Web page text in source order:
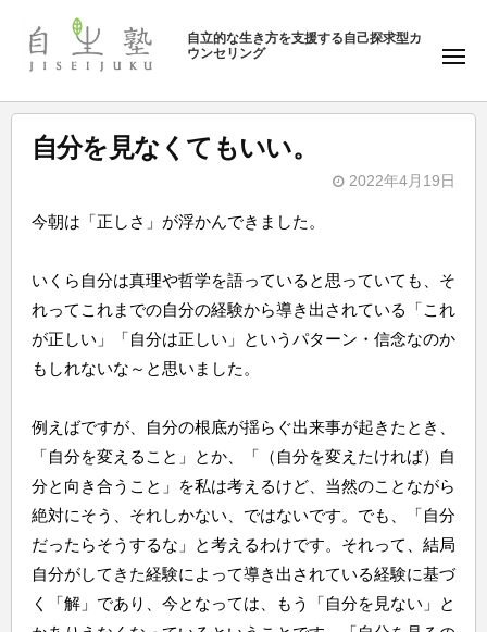
ン
自
塾
自立的な生き方を支援する自己探求型カ
ウンセリング
メ
ュ
ー
自分を見なくてもいい。
2022年4月19日
生
塾
今朝は「正しさ」が浮かんできました。
いくら自分は真理や哲学を語っていると思っていても、そ
れってこれまでの自分の経験から導き出されている「これ
が正しい」「自分は正しい」というパターン・信念なのか
もしれないな～と思いました。
例えばですが、自分の根底が揺らぐ出来事が起きたとき、
「自分を変えること」とか、「（自分を変えたければ）自
分と向き合うこと」を私は考えるけど、当然のことながら
絶対にそう、それしかない、ではないです。でも、「自分
だったらそうするな」と考えるわけです。それって、結局
自分がしてきた経験によって導き出されている経験に基づ
く「解」であり、今となっては、もう「自分を見ない」と